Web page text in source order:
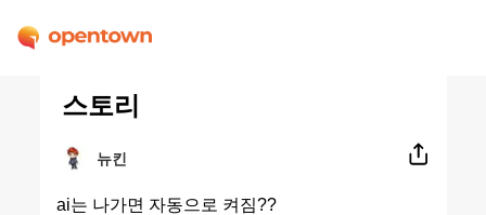
스토리
뉴킨
ai는 나가면 자동으로 켜짐??